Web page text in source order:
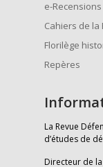
e-Recensions
Cahiers de la
Florilège
Repères
La Revue
d’études de
Directeur de